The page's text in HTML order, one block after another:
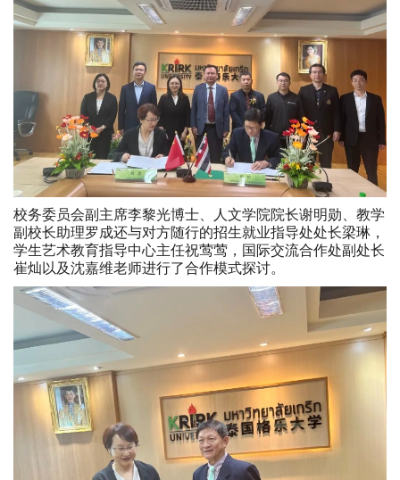
校务委员会副主席李黎光博士、人文学院院长谢明勋、教学
副校长助理罗成还与对方随行的招生就业指导处处长梁琳，
学生艺术教育指导中心主任祝莺莺，国际交流合作处副处长
崔灿以及沈嘉维老师进行了合作模式探讨。